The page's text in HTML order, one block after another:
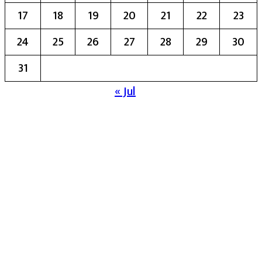
17
18 19 20 21 22
23
24
25 26 27 28 29
30
31
« Jul